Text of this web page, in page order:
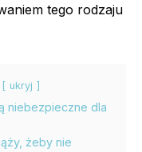
tego rodzaju
ukryj
niebezpieczne dla
żeby nie